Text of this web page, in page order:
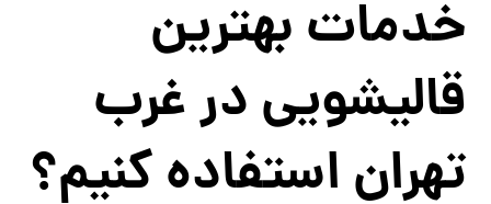
خدمات بهترین
قالیشویی در غرب
تهران استفاده کنیم؟